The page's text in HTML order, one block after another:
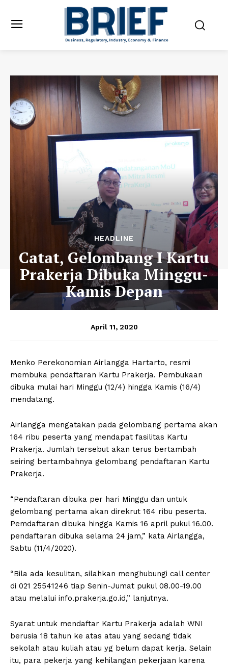
HEADLINE
Catat, Gelombang I Kartu
Prakerja Dibuka Minggu-
Kamis Depan
April 11, 2020
Menko Perekonomian Airlangga Hartarto, resmi
membuka pendaftaran Kartu Prakerja. Pembukaan
dibuka mulai hari Minggu (12/4) hingga Kamis (16/4)
mendatang.
Airlangga mengatakan pada gelombang pertama akan
164 ribu peserta yang mendapat fasilitas Kartu
Prakerja. Jumlah tersebut akan terus bertambah
seiring bertambahnya gelombang pendaftaran Kartu
Prakerja.
“Pendaftaran dibuka per hari Minggu dan untuk
gelombang pertama akan direkrut 164 ribu peserta.
Pemdaftaran dibuka hingga Kamis 16 april pukul 16.00.
pendaftaran dibuka selama 24 jam,” kata Airlangga,
Sabtu (11/4/2020).
“Bila ada kesulitan, silahkan menghubungi call center
di 021 25541246 tiap Senin-Jumat pukul 08.00-19.00
atau melalui info.prakerja.go.id,” lanjutnya.
Syarat untuk mendaftar Kartu Prakerja adalah WNI
berusia 18 tahun ke atas atau yang sedang tidak
sekolah atau kuliah atau yg belum dapat kerja. Selain
itu, para pekerja yang kehilangan pekerjaan karena